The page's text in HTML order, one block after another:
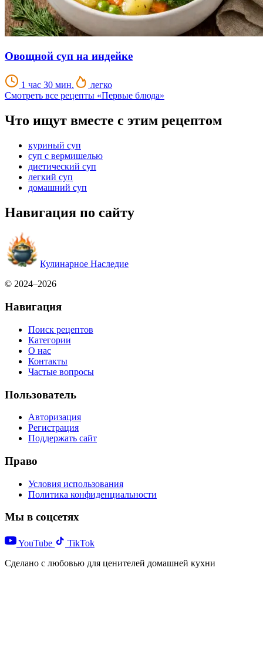
Овощной суп на индейке
1 час 30 мин.
легко
Смотреть все рецепты «Первые блюда»
Что ищут вместе с этим рецептом
куриный суп
суп с вермишелью
диетический суп
легкий суп
домашний суп
Навигация по сайту
Кулинарное Наследие
© 2024–2026
Навигация
Поиск рецептов
Категории
О нас
Контакты
Частые вопросы
Пользователь
Авторизация
Регистрация
Поддержать сайт
Право
Условия использования
Политика конфиденциальности
Мы в соцсетях
YouTube
TikTok
Сделано с любовью для ценителей домашней кухни